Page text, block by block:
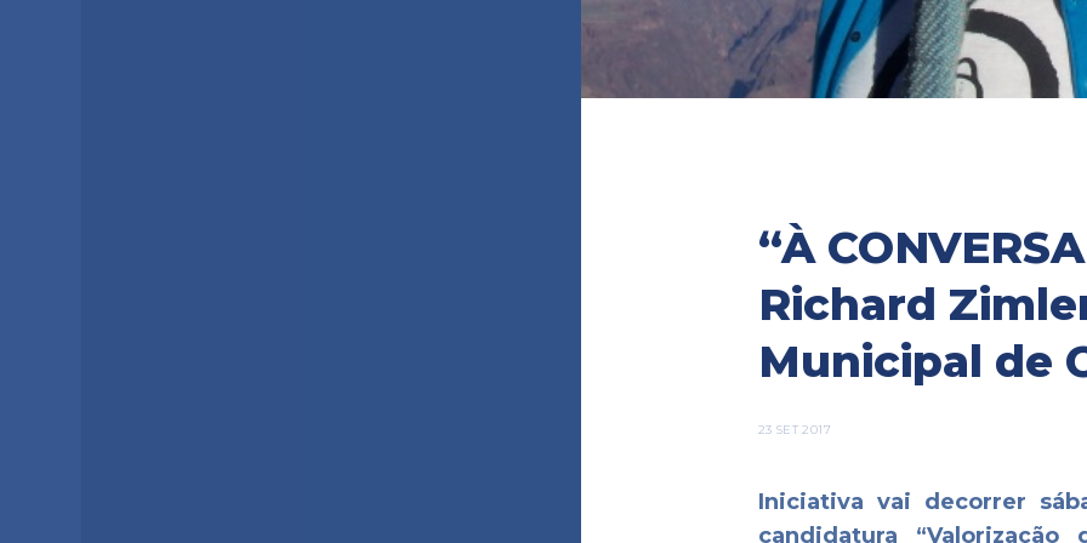
“À
Richard
Municipal de
23 SET 2017
Iniciativa vai decorrer
candidatura